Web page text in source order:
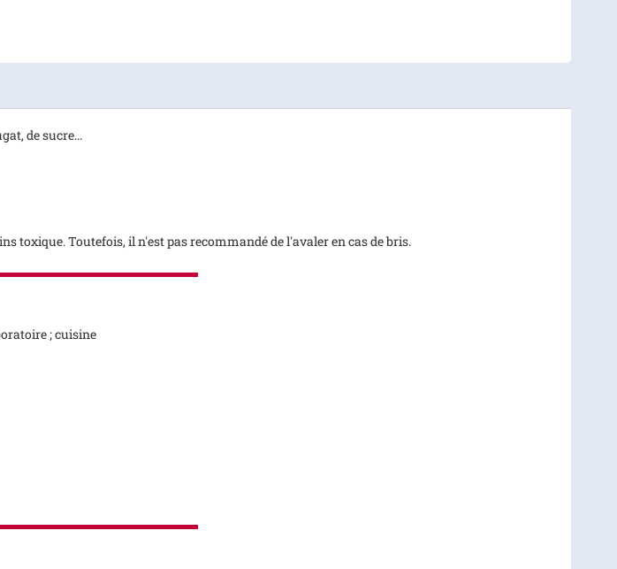
de sucre...
toxique. Toutefois, il n'est pas recommandé de l'avaler en cas de bris.
; cuisine